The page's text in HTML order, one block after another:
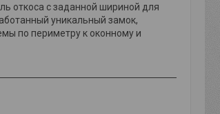
откоса с заданной шириной для
уникальный замок,
по периметру к оконному и